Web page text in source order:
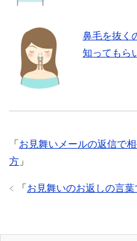
鼻毛を抜く
知ってもら
「 お見舞いメールの返信で
方 」
「 お見舞いのお返しの言